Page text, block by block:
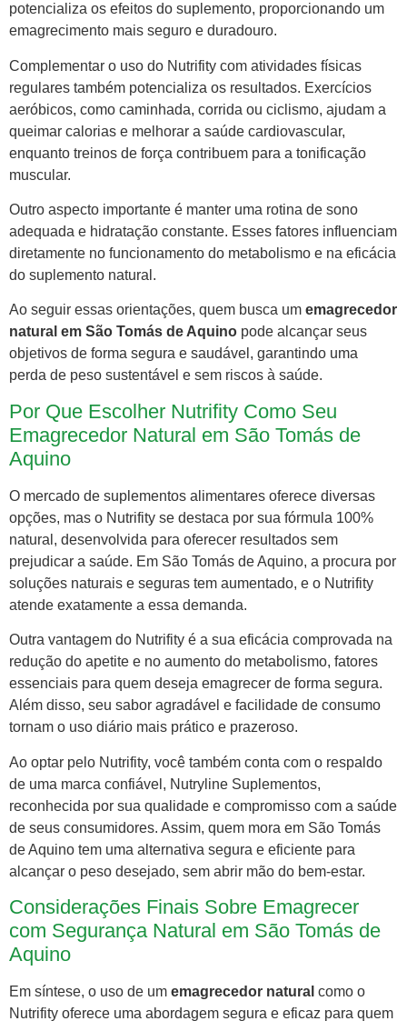
potencializa os efeitos do suplemento, proporcionando um
emagrecimento mais seguro e duradouro.
Complementar o uso do Nutrifity com atividades físicas
regulares também potencializa os resultados. Exercícios
aeróbicos, como caminhada, corrida ou ciclismo, ajudam a
queimar calorias e melhorar a saúde cardiovascular,
enquanto treinos de força contribuem para a tonificação
muscular.
Outro aspecto importante é manter uma rotina de sono
adequada e hidratação constante. Esses fatores influenciam
diretamente no funcionamento do metabolismo e na eficácia
do suplemento natural.
Ao seguir essas orientações, quem busca um emagrecedor
natural em São Tomás de Aquino pode alcançar seus
objetivos de forma segura e saudável, garantindo uma
perda de peso sustentável e sem riscos à saúde.
Por Que Escolher Nutrifity Como Seu
Emagrecedor Natural em São Tomás de
Aquino
O mercado de suplementos alimentares oferece diversas
opções, mas o Nutrifity se destaca por sua fórmula 100%
natural, desenvolvida para oferecer resultados sem
prejudicar a saúde. Em São Tomás de Aquino, a procura por
soluções naturais e seguras tem aumentado, e o Nutrifity
atende exatamente a essa demanda.
Outra vantagem do Nutrifity é a sua eficácia comprovada na
redução do apetite e no aumento do metabolismo, fatores
essenciais para quem deseja emagrecer de forma segura.
Além disso, seu sabor agradável e facilidade de consumo
tornam o uso diário mais prático e prazeroso.
Ao optar pelo Nutrifity, você também conta com o respaldo
de uma marca confiável, Nutryline Suplementos,
reconhecida por sua qualidade e compromisso com a saúde
de seus consumidores. Assim, quem mora em São Tomás
de Aquino tem uma alternativa segura e eficiente para
alcançar o peso desejado, sem abrir mão do bem-estar.
Considerações Finais Sobre Emagrecer
com Segurança Natural em São Tomás de
Aquino
Em síntese, o uso de um emagrecedor natural como o
Nutrifity oferece uma abordagem segura e eficaz para quem